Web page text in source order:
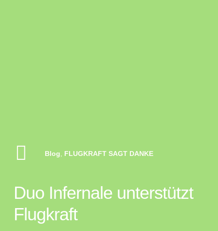
Blog FLUGKRAFT SAGT DANKE
Duo Infernale unterstützt
Flugkraft